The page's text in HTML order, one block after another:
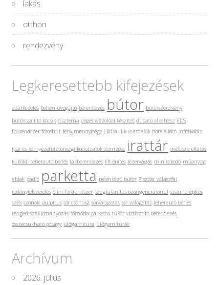
lakás
otthon
rendezvény
Legkeresettebb kifejezések
adatkezelés beltéri üvegajtó berendezés bútor bútorszerelvény
bútorszállító kocsik ciszterna céges weboldal készítés ducato alkatrész FDS
fiókrendszer fotósbolt fény mennyisége Hidraulikus emelők hotelellátó infrakabin
ipar és környezetbiztonsági kockázatok elemzése irattár irodaszerellátás
külföldi teherautó bérlés lakberendezés lift építés lézervágás minirakodó műanyag
ablak padló parketta pelenkázó bútor Piszoár válaszfal
redőnyfelszerelés Slim fiókrendszer szagtalanítás ózongenerátorral szauna építés
szék szónoki pulpitus sör csomag sörválogatás sör válogatás teherautó bérlés
tengeri szállítmányozás tömörfa parketta tükör víztisztító berendezés
összecsukható pótágy ülőgarnitúra ülőgarnitúrák
Archívum
2026. július